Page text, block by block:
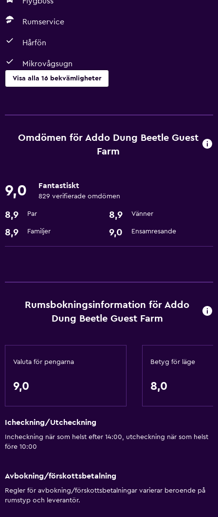
Rumservice
Hårfön
Mikrovågsugn
Visa alla 16 bekvämligheter
Kaffemaskin
Vattenkokare
Grundläggande bekvämligheter
Adapter
Luftkonditionering
Grill
Saker att göra
Pool och spa
Parkering och transport
Flygbuss
Omdömen för Addo Dung Beetle Guest
Farm
9,0 Fantastiskt
829 verifierade omdömen
8,9 Par 8,9 Vänner
8,9 Familjer 9,0 Ensamresande
Rumsbokningsinformation för Addo
Dung Beetle Guest Farm
Valuta för pengarna
9,0
Betyg för läge
8,0
Icheckning/Utcheckning
Incheckning när som helst efter 14:00, utcheckning när som helst
före 10:00
Avbokning/förskottsbetalning
Regler för avbokning/förskottsbetalningar varierar beroende på
rumstyp och leverantör.